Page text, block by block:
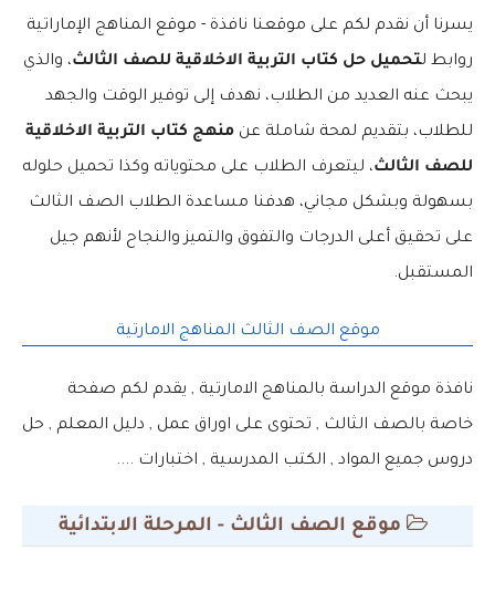
يسرنا أن نقدم لكم على موقعنا نافذة - موقع المناهج الإماراتية
روابط لتحميل حل كتاب التربية الاخلاقية للصف الثالث، والذي
يبحث عنه العديد من الطلاب، نهدف إلى توفير الوقت والجهد
للطلاب، بتقديم لمحة شاملة عن منهج كتاب التربية الاخلاقية
للصف الثالث، ليتعرف الطلاب على محتوياته وكذا تحميل حلوله
بسهولة وبشكل مجاني، هدفنا مساعدة الطلاب الصف الثالث
على تحقيق أعلى الدرجات والتفوق والتميز والنجاح لأنهم جيل
المستقبل.
موقع الصف الثالث المناهج الامارتية
نافذة موقع الدراسة بالمناهج الامارتية , يقدم لكم صفحة
خاصة بالصف الثالث , تحتوى على اوراق عمل , دليل المعلم , حل
دروس جميع المواد , الكتب المدرسية , اختبارات ....
موقع الصف الثالث - المرحلة الابتدائية